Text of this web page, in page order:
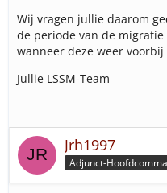
Wij vragen jullie daarom
de periode van de
wanneer deze weer voorbij
Jullie LSSM-Team
Jrh1997